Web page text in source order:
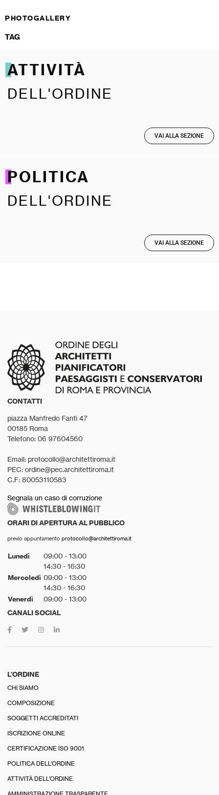
PHOTOGALLERY
TAG
ATTIVITÀ
DELL'ORDINE
VAI ALLA SEZIONE
POLITICA
DELL'ORDINE
VAI ALLA SEZIONE
CONTATTI
piazza Manfredo Fanti 47
00185 Roma
Telefono: 06 97604560
Email: protocollo@architettiroma.it
PEC: ordine@pec.architettiroma.it
C.F: 80053110583
Segnala un caso di corruzione
ORARI DI APERTURA AL PUBBLICO
previo appuntamento protocollo@architettiroma.it
Lunedì
09:00 - 13:00
14:30 - 16:30
Mercoledì 09:00 - 13:00
14:30 - 16:30
Venerdì 09:00 - 13:00
CANALI SOCIAL
L’ORDINE
CHI SIAMO
COMPOSIZIONE
SOGGETTI ACCREDITATI
ISCRIZIONE ONLINE
CERTIFICAZIONE ISO 9001
POLITICA DELL’ORDINE
ATTIVITÀ DELL’ORDINE